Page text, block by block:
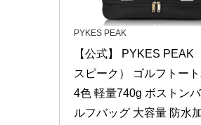
PYKES PEAK
【公式】 PYKES PEAK
スピーク） ゴルフトー
4色 軽量740g ボストン
ルフバッグ 大容量 防水